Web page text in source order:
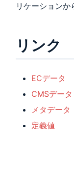
リケーションか
リンク
ECデータ
CMSデータ
メタデータ
定義値